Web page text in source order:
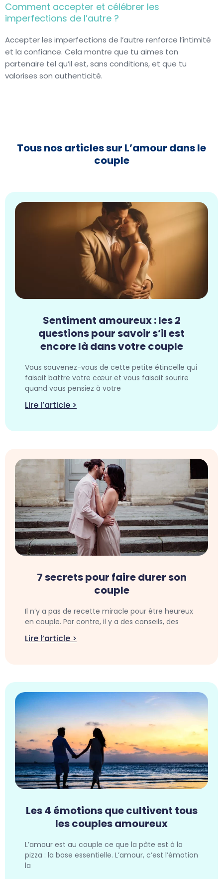
Comment accepter et célébrer les
imperfections de l’autre ?
Accepter les imperfections de l’autre renforce l’intimité
et la confiance. Cela montre que tu aimes ton
partenaire tel qu’il est, sans conditions, et que tu
valorises son authenticité.
Tous nos articles sur L’amour dans le
couple
Sentiment amoureux : les 2
questions pour savoir s’il est
encore là dans votre couple​
Vous souvenez-vous de cette petite étincelle qui
faisait battre votre cœur et vous faisait sourire
quand vous pensiez à votre
Lire l’article >
7 secrets pour faire durer son
couple
Il n’y a pas de recette miracle pour être heureux
en couple. Par contre, il y a des conseils, des
Lire l’article >
Les 4 émotions que cultivent tous
les couples amoureux
L’amour est au couple ce que la pâte est à la
pizza : la base essentielle. L’amour, c’est l’émotion
la